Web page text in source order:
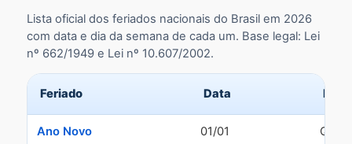
Lista oficial dos feriados nacionais do Brasil em 2026
com data e dia da semana de cada um. Base legal: Lei
nº 662/1949 e Lei nº 10.607/2002.
Feriado Data Dia
Ano Novo 01/01